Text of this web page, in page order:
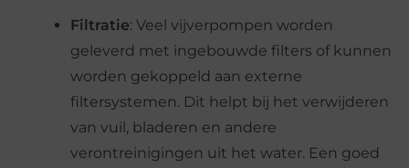
Filtratie: Veel vijverpompen worden
geleverd met ingebouwde filters of kunnen
worden gekoppeld aan externe
filtersystemen. Dit helpt bij het verwijderen
van vuil, bladeren en andere
verontreinigingen uit het water. Een goed